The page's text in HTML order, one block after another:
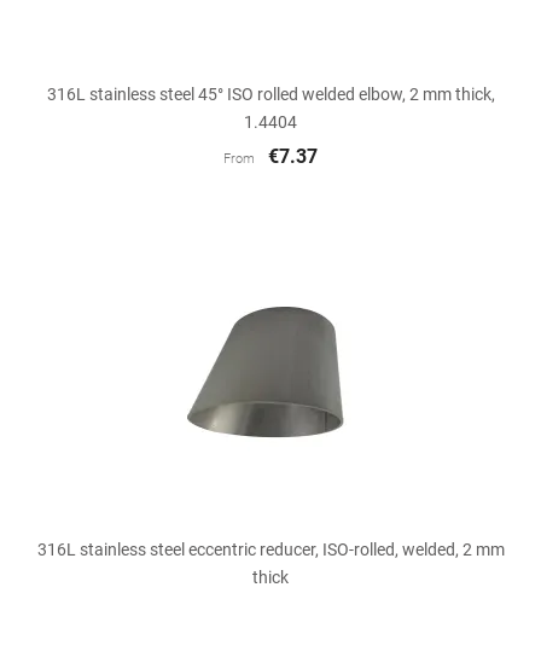
316L stainless steel 45° ISO rolled welded elbow, 2 mm thick,
1.4404
From €7.37
316L stainless steel eccentric reducer, ISO-rolled, welded, 2 mm
thick